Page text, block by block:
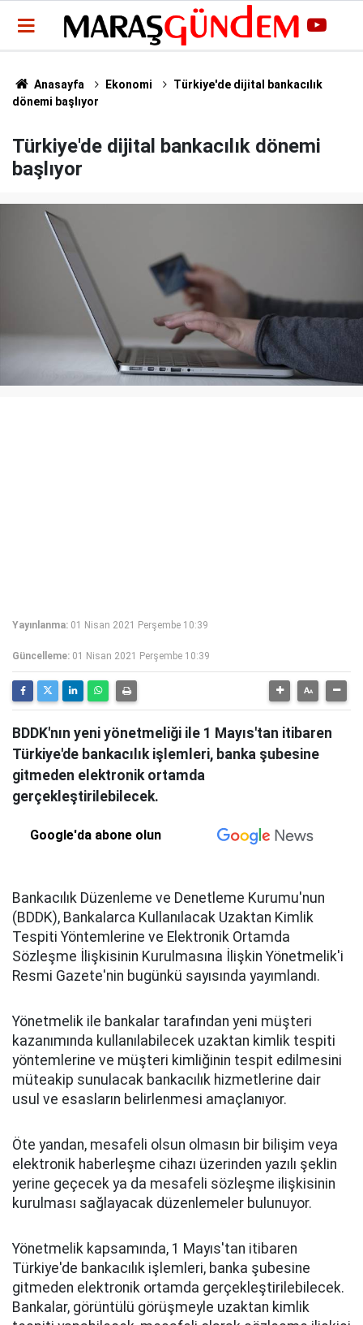
Anasayfa Ekonomi
Türkiye'de dijital bankacılık
dönemi başlıyor
Türkiye'de dijital bankacılık dönemi
başlıyor
Yayınlanma: 01 Nisan 2021 Perşembe 10:39
Güncelleme: 01 Nisan 2021 Perşembe 10:39
BDDK'nın yeni yönetmeliği ile 1 Mayıs'tan itibaren
Türkiye'de bankacılık işlemleri, banka şubesine
gitmeden elektronik ortamda
gerçekleştirilebilecek.
Google'da abone olun
Bankacılık Düzenleme ve Denetleme Kurumu'nun
(BDDK), Bankalarca Kullanılacak Uzaktan Kimlik
Tespiti Yöntemlerine ve Elektronik Ortamda
Sözleşme İlişkisinin Kurulmasına İlişkin Yönetmelik'i
Resmi Gazete'nin bugünkü sayısında yayımlandı.
Yönetmelik ile bankalar tarafından yeni müşteri
kazanımında kullanılabilecek uzaktan kimlik tespiti
yöntemlerine ve müşteri kimliğinin tespit edilmesini
müteakip sunulacak bankacılık hizmetlerine dair
usul ve esasların belirlenmesi amaçlanıyor.
Öte yandan, mesafeli olsun olmasın bir bilişim veya
elektronik haberleşme cihazı üzerinden yazılı şeklin
yerine geçecek ya da mesafeli sözleşme ilişkisinin
kurulması sağlayacak düzenlemeler bulunuyor.
Yönetmelik kapsamında, 1 Mayıs'tan itibaren
Türkiye'de bankacılık işlemleri, banka şubesine
gitmeden elektronik ortamda gerçekleştirilebilecek.
Bankalar, görüntülü görüşmeyle uzaktan kimlik